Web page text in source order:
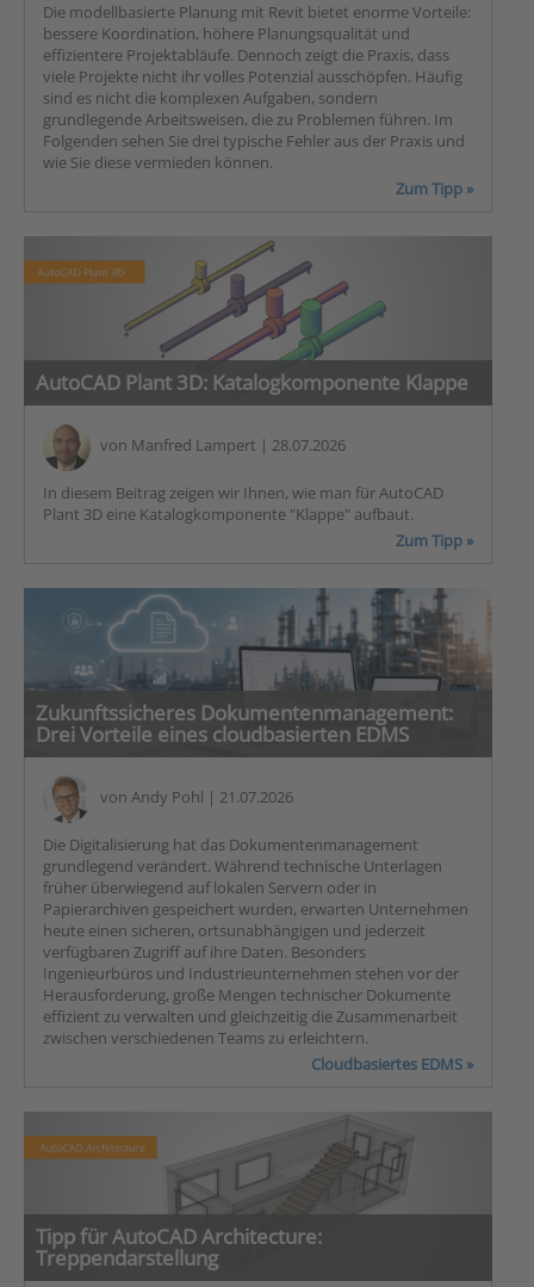
Die modellbasierte Planung mit Revit bietet enorme Vorteile:
bessere Koordination, höhere Planungsqualität und
effizientere Projektabläufe. Dennoch zeigt die Praxis, dass
viele Projekte nicht ihr volles Potenzial ausschöpfen. Häufig
sind es nicht die komplexen Aufgaben, sondern
grundlegende Arbeitsweisen, die zu Problemen führen. Im
Folgenden sehen Sie drei typische Fehler aus der Praxis und
wie Sie diese vermieden können.
Zum Tipp »
AutoCAD Plant 3D: Katalogkomponente Klappe
von Manfred Lampert | 28.07.2026
In diesem Beitrag zeigen wir Ihnen, wie man für AutoCAD
Plant 3D eine Katalogkomponente "Klappe" aufbaut.
Zum Tipp »
Zukunftssicheres Dokumentenmanagement:
Drei Vorteile eines cloudbasierten EDMS
von Andy Pohl | 21.07.2026
Die Digitalisierung hat das Dokumentenmanagement
grundlegend verändert. Während technische Unterlagen
früher überwiegend auf lokalen Servern oder in
Papierarchiven gespeichert wurden, erwarten Unternehmen
heute einen sicheren, ortsunabhängigen und jederzeit
verfügbaren Zugriff auf ihre Daten. Besonders
Ingenieurbüros und Industrieunternehmen stehen vor der
Herausforderung, große Mengen technischer Dokumente
effizient zu verwalten und gleichzeitig die Zusammenarbeit
zwischen verschiedenen Teams zu erleichtern.
Cloudbasiertes EDMS »
Tipp für AutoCAD Architecture:
Treppendarstellung